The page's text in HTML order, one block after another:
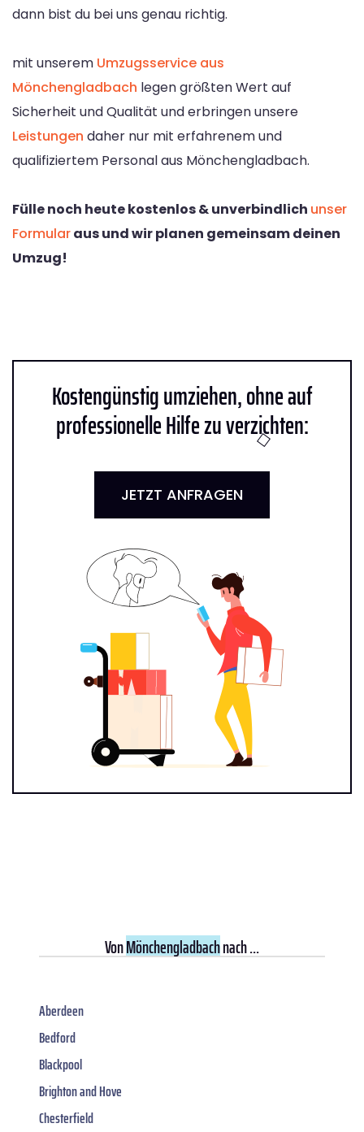
dann bist du bei uns genau richtig.
mit unserem Umzugsservice aus
Mönchengladbach legen größten Wert auf
Sicherheit und Qualität und erbringen unsere
Leistungen daher nur mit erfahrenem und
qualifiziertem Personal aus Mönchengladbach.
Fülle noch heute kostenlos & unverbindlich unser
Formularaus und wir planen gemeinsam deinen
Umzug!
Kostengünstig umziehen, ohne auf
professionelle Hilfe zu verzichten:
JETZT ANFRAGEN
VonMönchengladbachnach ...
Aberdeen
Bedford
Blackpool
Brighton and Hove
Chesterfield